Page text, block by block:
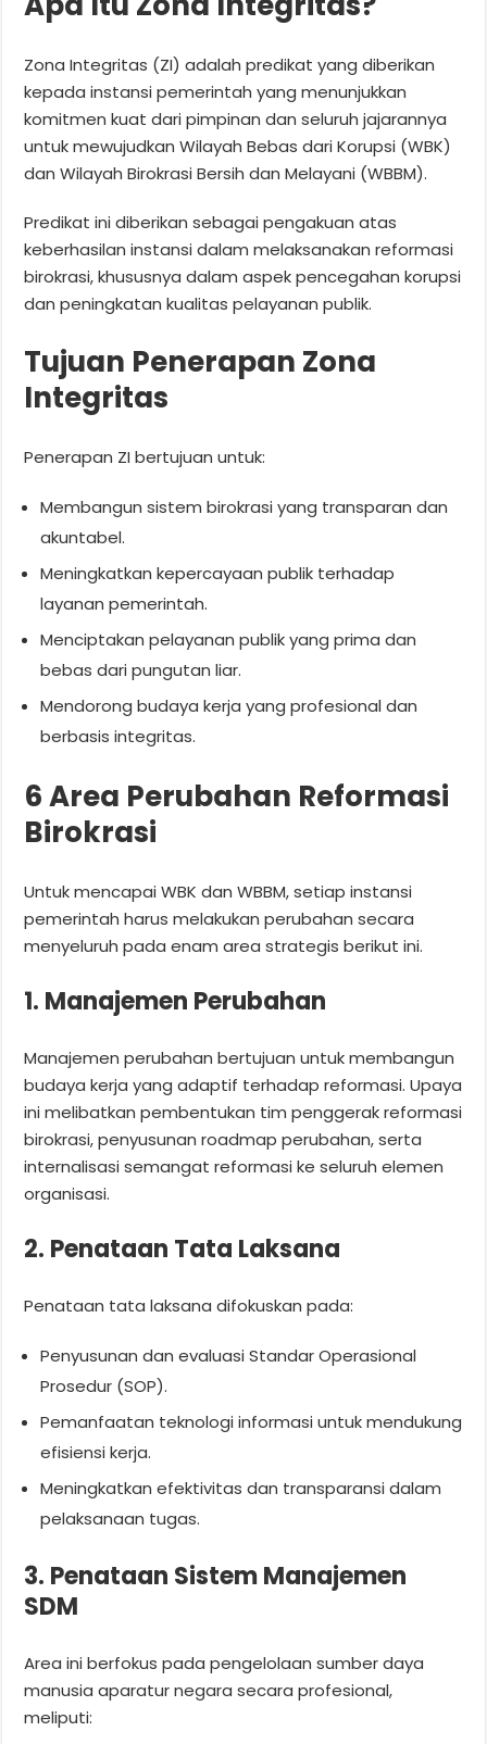
Zona Integritas (ZI) adalah predikat yang diberikan
kepada instansi pemerintah yang menunjukkan
komitmen kuat dari pimpinan dan seluruh jajarannya
untuk mewujudkan Wilayah Bebas dari Korupsi (WBK)
dan Wilayah Birokrasi Bersih dan Melayani (WBBM).
Predikat ini diberikan sebagai pengakuan atas
keberhasilan instansi dalam melaksanakan reformasi
birokrasi, khususnya dalam aspek pencegahan korupsi
dan peningkatan kualitas pelayanan publik.
Tujuan Penerapan Zona
Integritas
Penerapan ZI bertujuan untuk:
Membangun sistem birokrasi yang transparan dan
akuntabel.
Meningkatkan kepercayaan publik terhadap
layanan pemerintah.
Menciptakan pelayanan publik yang prima dan
bebas dari pungutan liar.
Mendorong budaya kerja yang profesional dan
berbasis integritas.
6 Area Perubahan Reformasi
Birokrasi
Untuk mencapai WBK dan WBBM, setiap instansi
pemerintah harus melakukan perubahan secara
menyeluruh pada enam area strategis berikut ini.
1. Manajemen Perubahan
Manajemen perubahan bertujuan untuk membangun
budaya kerja yang adaptif terhadap reformasi. Upaya
ini melibatkan pembentukan tim penggerak reformasi
birokrasi, penyusunan roadmap perubahan, serta
internalisasi semangat reformasi ke seluruh elemen
organisasi.
2. Penataan Tata Laksana
Penataan tata laksana difokuskan pada:
Penyusunan dan evaluasi Standar Operasional
Prosedur (SOP).
Pemanfaatan teknologi informasi untuk mendukung
efisiensi kerja.
Meningkatkan efektivitas dan transparansi dalam
pelaksanaan tugas.
3. Penataan Sistem Manajemen
SDM
Area ini berfokus pada pengelolaan sumber daya
manusia aparatur negara secara profesional,
meliputi: